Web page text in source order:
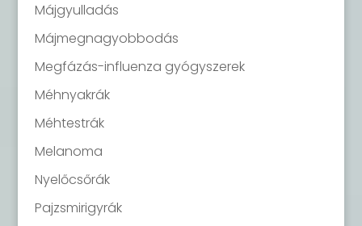
Májgyulladás
Májmegnagyobbodás
Megfázás-influenza gyógyszerek
Méhnyakrák
Méhtestrák
Melanoma
Nyelőcsőrák
Pajzsmirigyrák